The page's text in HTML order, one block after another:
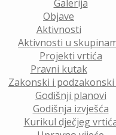
Galerija
Objave
Aktivnosti
Aktivnosti u
Projekti vrtića
Pravni kutak
Zakonski i
Godišnji planovi
Godišnja izvješća
Kurikul dječjeg